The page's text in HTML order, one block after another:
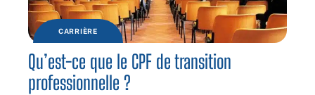
CARRIÈRE
Qu’est-ce que le CPF de transition
professionnelle ?